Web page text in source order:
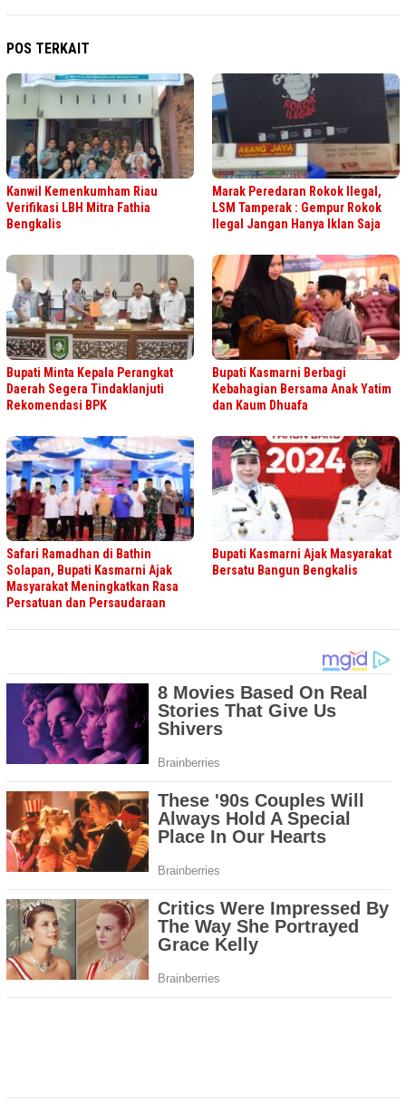
POS TERKAIT
Kanwil Kemenkumham Riau
Verifikasi LBH Mitra Fathia
Bengkalis
Marak Peredaran Rokok Ilegal,
LSM Tamperak : Gempur Rokok
Ilegal Jangan Hanya Iklan Saja
Bupati Minta Kepala Perangkat
Daerah Segera Tindaklanjuti
Rekomendasi BPK
Bupati Kasmarni Berbagi
Kebahagian Bersama Anak Yatim
dan Kaum Dhuafa
Safari Ramadhan di Bathin
Solapan, Bupati Kasmarni Ajak
Masyarakat Meningkatkan Rasa
Persatuan dan Persaudaraan
Bupati Kasmarni Ajak Masyarakat
Bersatu Bangun Bengkalis